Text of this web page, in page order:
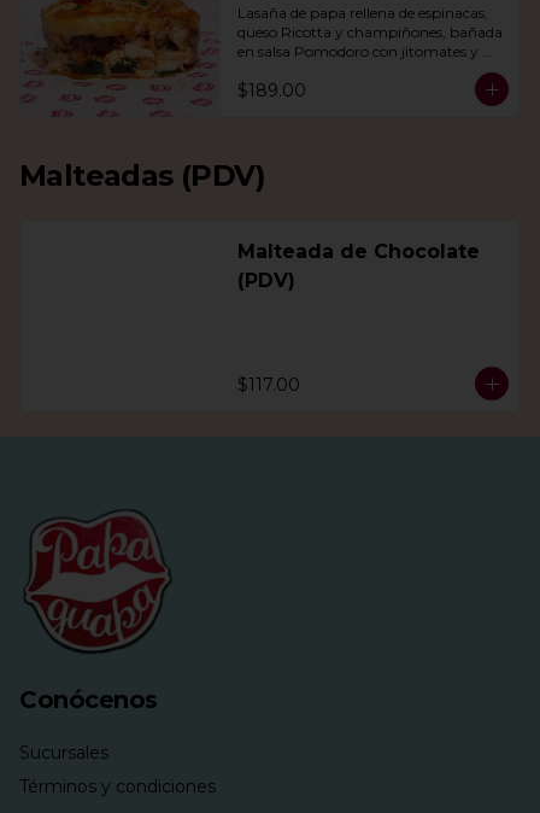
día
Lasaña de papa rellena de espinacas,
queso Ricotta y champiñones, bañada
en salsa Pomodoro con jitomates y
queso gratinado. Incluye una agua del
día.
$189.00
Malteadas (PDV)
Malteada de Chocolate
(PDV)
$117.00
Conócenos
Sucursales
Términos y condiciones